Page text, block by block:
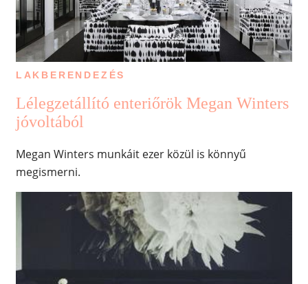
LAKBERENDEZÉS
Lélegzetállító enteriőrök Megan Winters
jóvoltából
Megan Winters munkáit ezer közül is könnyű
megismerni.